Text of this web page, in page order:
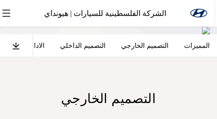
الشركة الفلسطينية للسيارات | هيونداي
المميزات التصميم الخارجي التصميم الداخلي الاداء الراحة
التصميم الخارجي